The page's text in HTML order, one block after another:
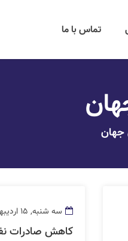
تماس با ما
جهان
سه شنبه, 15 اردیبهشت,1394
کاهش صادرات